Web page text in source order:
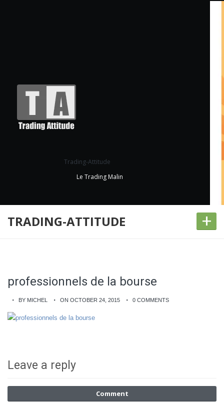
Trading-Attitude
Le Trading Malin
TRADING-ATTITUDE +
professionnels de la bourse
BY MICHEL ON OCTOBER 24, 2015 0 COMMENTS
Leave a reply
Comment